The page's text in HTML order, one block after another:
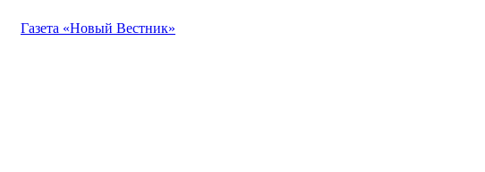
Газета «Новый Вестник»